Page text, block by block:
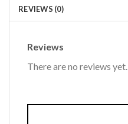
REVIEWS (0)
Reviews
There are no reviews yet.